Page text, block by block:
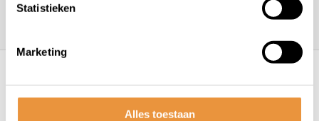
Statistieken
Marketing
Alles toestaan
Algemene voorwaarden Disclaimer
Privacy
Policy
Sitemap